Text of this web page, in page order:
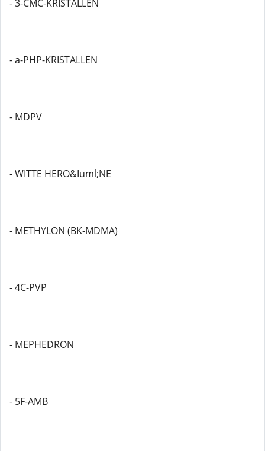
- 3-CMC-KRISTALLEN
- a-PHP-KRISTALLEN
- MDPV
- WITTE HERO&Iuml;NE
- METHYLON (BK-MDMA)
- 4C-PVP
- MEPHEDRON
- 5F-AMB